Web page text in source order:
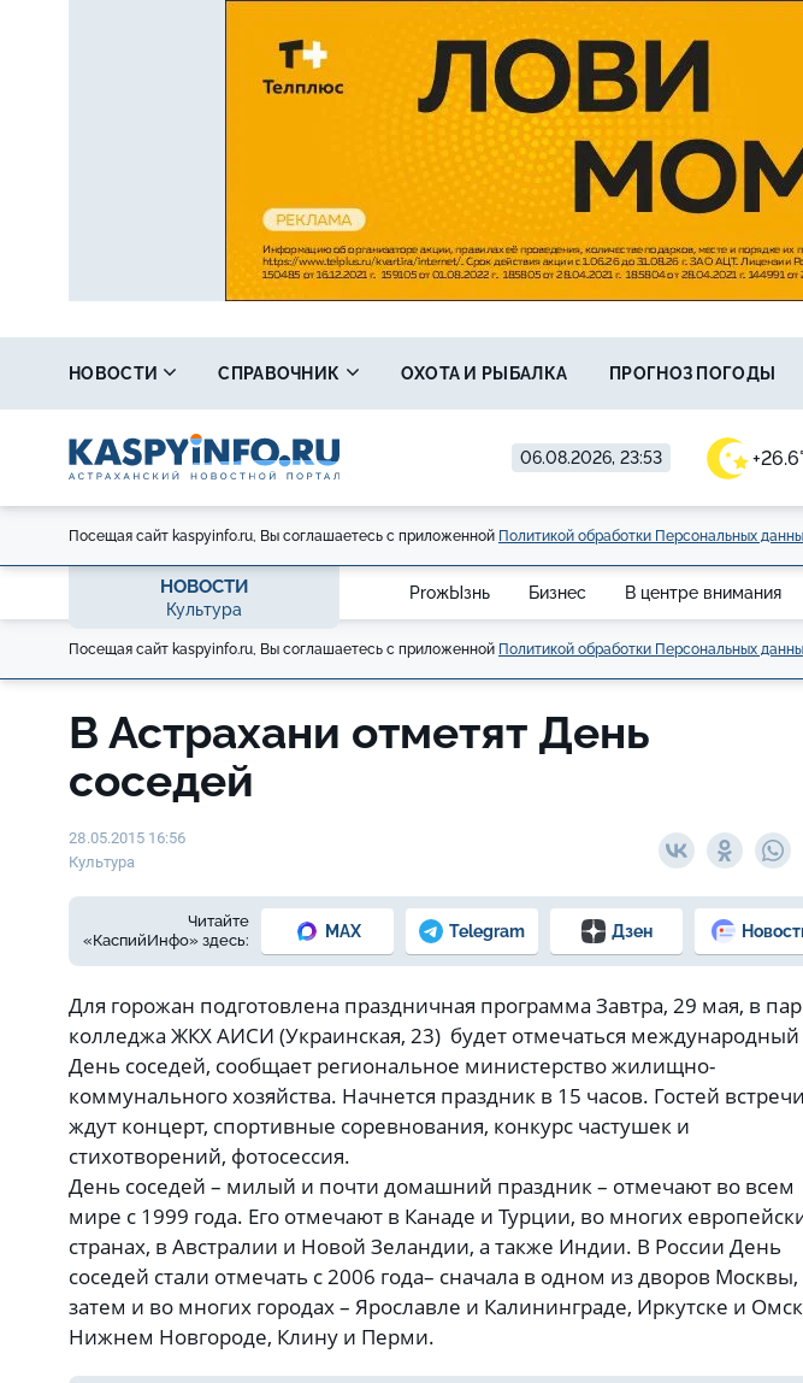
06.08.2026, 23:53
НОВОСТИ СПРАВОЧНИК ОХОТА И РЫБАЛКА ПРОГНОЗ ПОГОДЫ
Посещая сайт kaspyinfo.ru, Вы соглашаетесь с приложенной Политикой обработки Персональных
НОВОСТИ
Культура
ProжЫзнь Бизнес В центре внимания
Посещая сайт kaspyinfo.ru, Вы соглашаетесь с приложенной Политикой обработки Персональных
В Астрахани отметят День
соседей
28.05.2015 16:56
Культура
Читайте
«КаспийИнфо» здесь:
MAX Telegram Дзен
Для горожан подготовлена праздничная программа Завтра, 29 мая, в
колледжа ЖКХ АИСИ (Украинская, 23) будет отмечаться международный
День соседей, сообщает региональное министерство жилищно-
коммунального хозяйства. Начнется праздник в 15 часов. Гостей встречи
ждут концерт, спортивные соревнования, конкурс частушек и
стихотворений, фотосессия.
День соседей – милый и почти домашний праздник – отмечают во всем
мире с 1999 года. Его отмечают в Канаде и Турции, во многих
странах, в Австралии и Новой Зеландии, а также Индии. В России День
соседей стали отмечать с 2006 года– сначала в одном из дворов Москвы,
затем и во многих городах – Ярославле и Калининграде, Иркутске и
Нижнем Новгороде, Клину и Перми.